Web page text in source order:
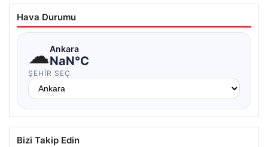
Hava Durumu
☁Ankara
NaN°C
ŞEHIR SEÇ
Bizi Takip Edin